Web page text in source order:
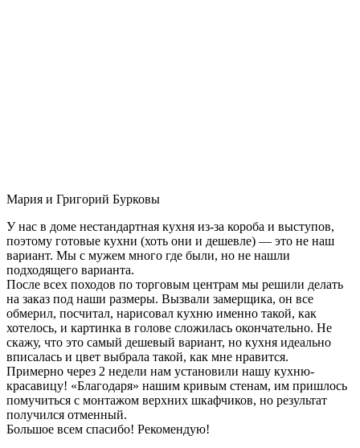
Мария и Григорий Бурковы
У нас в доме нестандартная кухня из-за короба и выступов,
поэтому готовые кухни (хоть они и дешевле) — это не наш
вариант. Мы с мужем много где были, но не нашли
подходящего варианта.
После всех походов по торговым центрам мы решили делать
на заказ под наши размеры. Вызвали замерщика, он все
обмерил, посчитал, нарисовал кухню именно такой, как
хотелось, и картинка в голове сложилась окончательно. Не
скажу, что это самый дешевый вариант, но кухня идеально
вписалась и цвет выбрала такой, как мне нравится.
Примерно через 2 недели нам установили нашу кухню-
красавицу! «Благодаря» нашим кривым стенам, им пришлось
помучиться с монтажом верхних шкафчиков, но результат
получился отменный.
Большое всем спасибо! Рекомендую!